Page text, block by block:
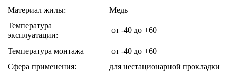
Материал жилы:
Медь
Температура
эксплуатации:
от -40 до +60
Температура монтажа
от -40 до +60
Сфера применения:
для нестационарной прокладки